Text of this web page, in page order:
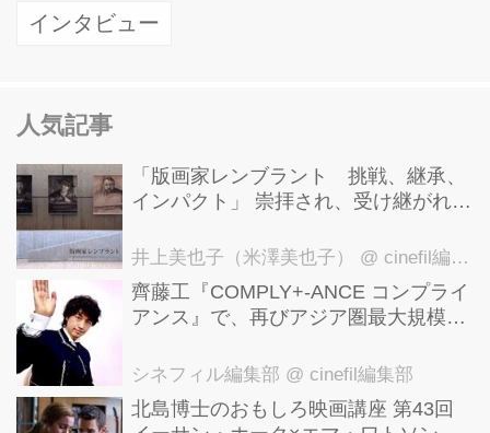
インタビュー
人気記事
「版画家レンブラント 挑戦、継承、
インパクト」 崇拝され、受け継がれ、
洋美術館にて9月23日まで開催中！
井上美也子（米澤美也子） @ cinefil編集部
齊藤工『COMPLY+-ANCE コンプライ
アンス』で、再びアジア圏最大規模の
ナショナル・パノラマ部門"に正式招
シネフィル編集部 @ cinefil編集部
北島博士のおもしろ映画講座 第43回